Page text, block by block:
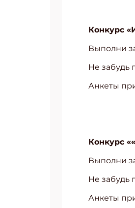
Конкурс
Выполни
Не забудь
Анкеты
Конкурс
Выполни
Не забудь
Анкеты